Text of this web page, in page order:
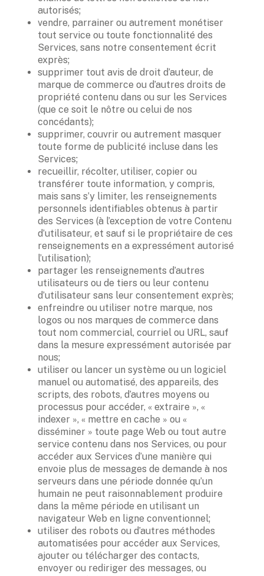
autorisés;
vendre, parrainer ou autrement monétiser
tout service ou toute fonctionnalité des
Services, sans notre consentement écrit
exprès;
supprimer tout avis de droit d’auteur, de
marque de commerce ou d’autres droits de
propriété contenu dans ou sur les Services
(que ce soit le nôtre ou celui de nos
concédants);
supprimer, couvrir ou autrement masquer
toute forme de publicité incluse dans les
Services;
recueillir, récolter, utiliser, copier ou
transférer toute information, y compris,
mais sans s’y limiter, les renseignements
personnels identifiables obtenus à partir
des Services (à l’exception de votre Contenu
d’utilisateur, et sauf si le propriétaire de ces
renseignements en a expressément autorisé
l’utilisation);
partager les renseignements d’autres
utilisateurs ou de tiers ou leur contenu
enfreindre ou utiliser notre marque, nos
logos ou nos marques de commerce dans
tout nom commercial, courriel ou URL, sauf
dans la mesure expressément autorisée par
nous;
utiliser ou lancer un système ou un logiciel
manuel ou automatisé, des appareils, des
scripts, des robots, d’autres moyens ou
processus pour accéder, « extraire », «
indexer », « mettre en cache » ou «
disséminer » toute page Web ou tout autre
service contenu dans nos Services, ou pour
accéder aux Services d’une manière qui
envoie plus de messages de demande à nos
serveurs dans une période donnée qu’un
humain ne peut raisonnablement produire
dans la même période en utilisant un
navigateur Web en ligne conventionnel;
utiliser des robots ou d’autres méthodes
automatisées pour accéder aux Services,
ajouter ou télécharger des contacts,
envoyer ou rediriger des messages, ou